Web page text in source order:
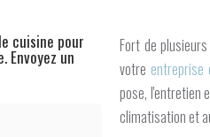
cuisine pour
Envoyez un
Fort de
votre entreprise
pose, l'entretien
climatisation et